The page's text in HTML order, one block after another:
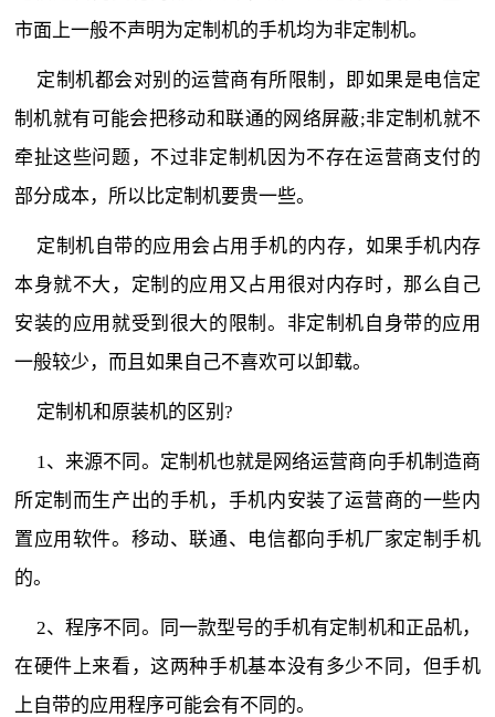
市面上一般不声明为定制机的手机均为非定制机。
定制机都会对别的运营商有所限制，即如果是电信定
制机就有可能会把移动和联通的网络屏蔽;非定制机就不
牵扯这些问题，不过非定制机因为不存在运营商支付的
部分成本，所以比定制机要贵一些。
定制机自带的应用会占用手机的内存，如果手机内存
本身就不大，定制的应用又占用很对内存时，那么自己
安装的应用就受到很大的限制。非定制机自身带的应用
一般较少，而且如果自己不喜欢可以卸载。
定制机和原装机的区别?
1、来源不同。定制机也就是网络运营商向手机制造商
所定制而生产出的手机，手机内安装了运营商的一些内
置应用软件。移动、联通、电信都向手机厂家定制手机
的。
2、程序不同。同一款型号的手机有定制机和正品机，
在硬件上来看，这两种手机基本没有多少不同，但手机
上自带的应用程序可能会有不同的。